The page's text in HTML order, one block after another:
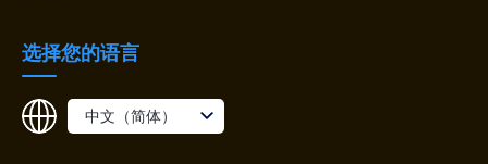
选择您的语言
中文（简体）